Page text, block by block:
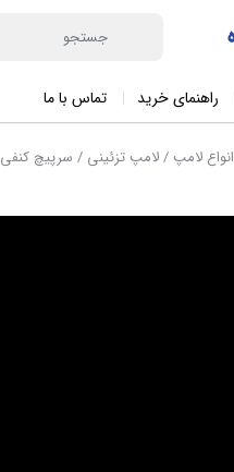
راهنمای خرید تماس با ما
انواع لامپ /لامپ تزئینی / سرپیچ کنفی 100سانت